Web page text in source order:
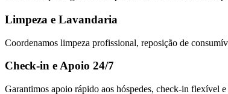
Limpeza e Lavandaria
Coordenamos limpeza profissional, reposição de
Check-in e Apoio 24/7
Garantimos apoio rápido aos hóspedes, check-in flexível